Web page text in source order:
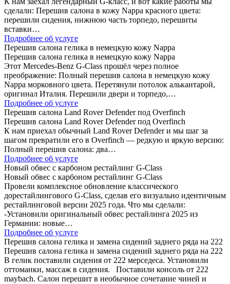
сделали: Перешив салона в кожу Nappa красного цвета:
перешили сидения, нижнюю часть торпедо, перешиты
вставки…
Подробнее об услуге
Перешив салона гелика в немецкую кожу Nappa
Перешив салона гелика в немецкую кожу Nappa
Этот Mercedes-Benz G-Class прошёл через полное
преображение: Полный перешив салона в немецкую кожу
Nappa морковного цвета. Перетянули потолок алькантарой,
оригинал Италия. Перешили двери и торпедо,…
Подробнее об услуге
Перешив салона Land Rover Defender под Overfinch
Перешив салона Land Rover Defender под Overfinch
К нам приехал обычный Land Rover Defender и мы шаг за
шагом превратили его в Overfinch — редкую и яркую версию:
Полный перешив салона: два…
Подробнее об услуге
Новый обвес с карбоном рестайлинг G-Class
Новый обвес с карбоном рестайлинг G-Class
Провели комплексное обновление классического
дорестайлингового G-Class, сделав его визуально идентичным
рестайлинговой версии 2025 года. Что мы сделали:
-Установили оригинальный обвес рестайлинга 2025 из
Германии: новые…
Подробнее об услуге
Перешив салона гелика и замена сидений заднего ряда на 222
Перешив салона гелика и замена сидений заднего ряда на 222
В гелик поставили сидения от 222 мерседеса. Установили
оттоманки, массаж в сидения. Поставили консоль от 222
maybach. Салон перешит в необычное сочетание чиней и